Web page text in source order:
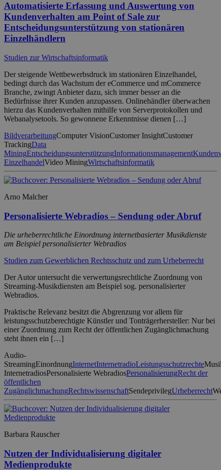
Automatisierte Erfassung und Auswertung von
Kundenverhalten am Point of Sale zur
Entscheidungsunterstützung von stationären
Einzelhändlern
Studien zur Wirtschaftsinformatik
Der steigende Wettbewerbsdruck im stationären Einzelhandel,
bedingt durch das Wachstum der eCommerce und mCommerce
Branche, zwingt Anbieter dazu, sich immer besser an die
Bedürfnisse ihrer Kunden anzupassen. Onlinehändler überwachen
hierzu das Kundenverhalten mithilfe von Serverprotokollen und
Webanalysetools. So gewonnene Erkenntnisse dienen […]
BildverarbeitungComputer VisionCustomer InsightCustomer
TrackingData
MiningEntscheidungsunterstützungInformationsmanagement
EinzelhandelVideo MiningWirtschaftsinformatik
Arno Malcher
Personalisierte Webradios – Sendung oder Abruf
Die urheberrechtliche Einordnung internetbasierter Musikdienste
am Beispiel personalisierter Webradios
Studien zum Gewerblichen Rechtsschutz und zum Urheberrecht
Der Autor untersucht die verwertungsrechtliche Zuordnung von
Streaming-Musikdiensten am Beispiel sog. personalisierter
Webradios.
Praktische Relevanz besitzt die Abgrenzung vor allem für
leistungsschutzberechtigte Künstler und Tonträgerhersteller: Nur bei
einer Zuordnung zum Recht der öffentlichen Zugänglichmachung
steht ihnen ein […]
Audio-
StreamingEinordnungInternetInternetradioLeistungsschutzrechte
InternetradiosPersonalisierte WebradiosPersonalisierungRecht der
öffentlichen
ZugänglichmachungRechtswissenschaftSendeprivilegUrheberrecht
Barbara Rauscher
Nutzen der Individualisierung digitaler
Medienprodukte